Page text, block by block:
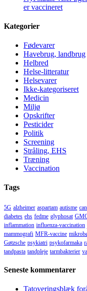
er vaccineret
Kategorier
Fødevarer
Havebrug, landbrug
Helbred
Helse-litteratur
Helsevarer
Ikke-kategoriseret
Medicin
Miljø
Opskrifter
Pesticider
Politik
Screening
Stråling, EHS
Træning
Vaccination
Tags
5G alzheimer aspartam autisme
diabetes ehs fedme glyphosat
inflammation influenza-vaccination
mammografi MFR-vaccine
Gøtzsche psykiatri psykofarmaka
tandpasta tandpleje tarmbakterier
Seneste kommentarer
Tatoveringsblæk